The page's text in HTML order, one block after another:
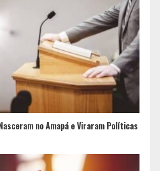
Fui impactado, agora é tarde!
Vice-Almirante Gustavo Garriga
comanda o maior e o mais
importante Distrito Naval do Brasil
no Amapá e Viraram Políticas